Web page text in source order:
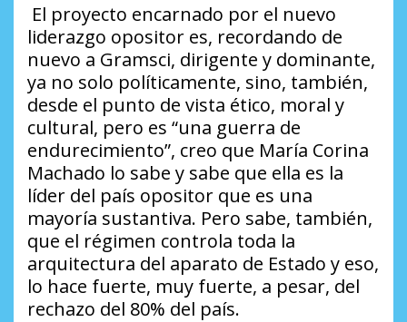
El proyecto encarnado por el nuevo
liderazgo opositor es, recordando de
nuevo a Gramsci, dirigente y dominante,
ya no solo políticamente, sino, también,
desde el punto de vista ético, moral y
cultural, pero es “una guerra de
endurecimiento”, creo que María Corina
Machado lo sabe y sabe que ella es la
líder del país opositor que es una
mayoría sustantiva. Pero sabe, también,
que el régimen controla toda la
arquitectura del aparato de Estado y eso,
lo hace fuerte, muy fuerte, a pesar, del
rechazo del 80% del país.